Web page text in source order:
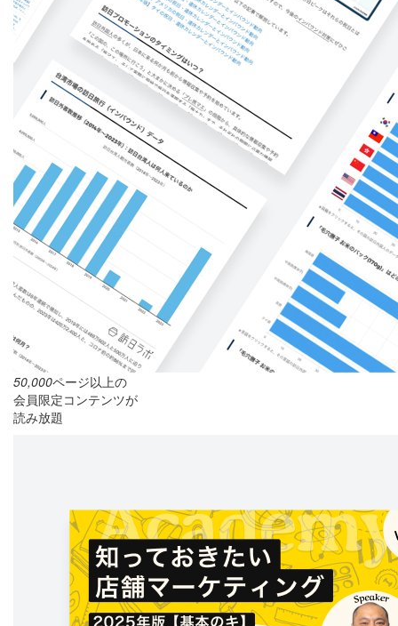
50,000ページ以上の
会員限定コンテンツが
読み放題